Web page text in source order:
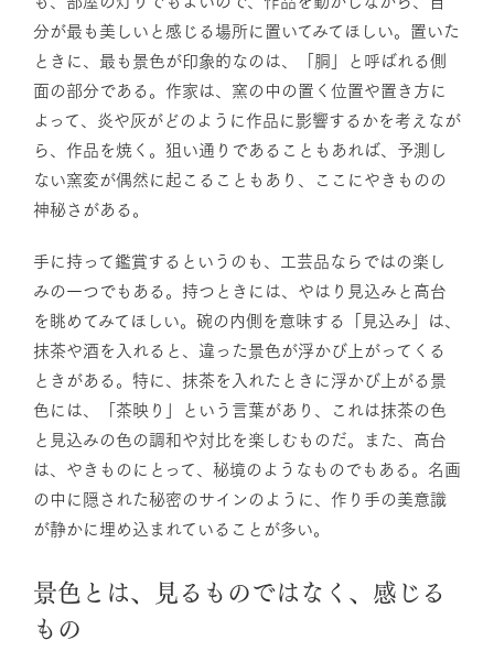
分が最も美しいと感じる場所に置いてみてほしい。置いた
ときに、最も景色が印象的なのは、「胴」と呼ばれる側
面の部分である。作家は、窯の中の置く位置や置き方に
よって、炎や灰がどのように作品に影響するかを考えなが
ら、作品を焼く。狙い通りであることもあれば、予測し
ない窯変が偶然に起こることもあり、ここにやきものの
神秘さがある。
手に持って鑑賞するというのも、工芸品ならではの楽し
みの一つでもある。持つときには、やはり見込みと高台
を眺めてみてほしい。碗の内側を意味する「見込み」は、
抹茶や酒を入れると、違った景色が浮かび上がってくる
ときがある。特に、抹茶を入れたときに浮かび上がる景
色には、「茶映り」という言葉があり、これは抹茶の色
と見込みの色の調和や対比を楽しむものだ。また、高台
は、やきものにとって、秘境のようなものでもある。名画
の中に隠された秘密のサインのように、作り手の美意識
が静かに埋め込まれていることが多い。
景色とは、見るものではなく、感じる
もの